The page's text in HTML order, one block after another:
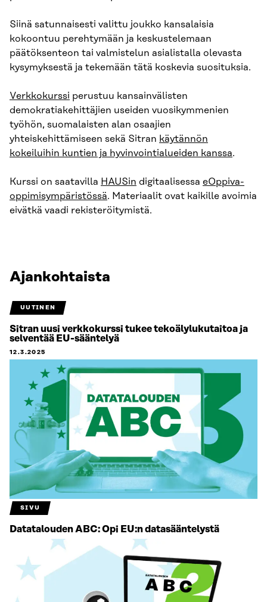
Siinä satunnaisesti valittu joukko kansalaisia
kokoontuu perehtymään ja keskustelemaan
päätöksenteon tai valmistelun asialistalla olevasta
kysymyksestä ja tekemään tätä koskevia suosituksia.
Verkkokurssi perustuu kansainvälisten
demokratiakehittäjien useiden vuosikymmenien
työhön, suomalaisten alan osaajien
yhteiskehittämiseen sekä Sitran käytännön
kokeiluihin kuntien ja hyvinvointialueiden kanssa.
Kurssi on saatavilla HAUSin digitaalisessa eOppiva-
oppimisympäristössä. Materiaalit ovat kaikille avoimia
eivätkä vaadi rekisteröitymistä.
Ajankohtaista
UUTINEN
Sitran uusi verkkokurssi tukee tekoälylukutaitoa ja
selventää EU-sääntelyä
12.3.2025
SIVU
Datatalouden ABC: Opi EU:n data­sääntelystä